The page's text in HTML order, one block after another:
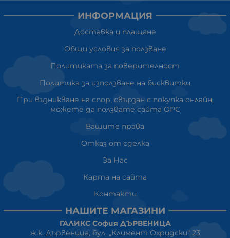
ИНФОРМАЦИЯ
Доставка и плащане
Общи условия за ползване
Политиката за поверителност
Политика за използване на бисквитки
При възникване на спор, свързан с покупка онлайн,
можете да ползвате сайта ОРС
Вашите права
Отказ от сделка
За Нас
Карта на сайта
Контакти
НАШИТЕ МАГАЗИНИ
ГАЛИКС София ДЪРВЕНИЦА
ж.к. Дървеница, бул. „Климент Охридски“ 23